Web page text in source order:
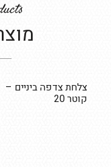
צלחת צדפה ביניים –
קוטר 20